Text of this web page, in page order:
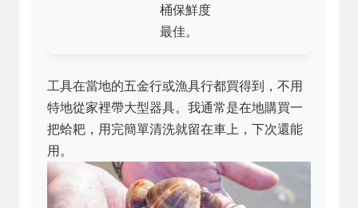
桶保鮮度
最佳。
工具在當地的五金行或漁具行都買得到，不用
特地從家裡帶大型器具。我通常是在地購買一
把蛤耙，用完簡單清洗就留在車上，下次還能
用。